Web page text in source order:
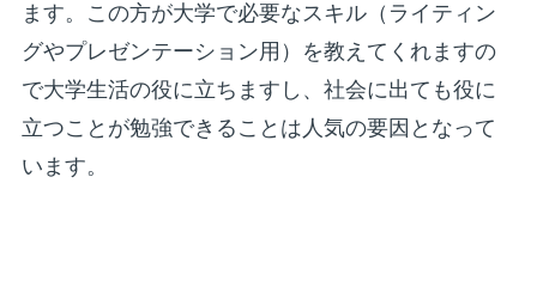
ます。この方が大学で必要なスキル（ライティン
グやプレゼンテーション用）を教えてくれますの
で大学生活の役に立ちますし、社会に出ても役に
立つことが勉強できることは人気の要因となって
います。